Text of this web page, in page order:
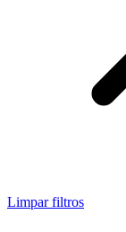
Limpar filtros